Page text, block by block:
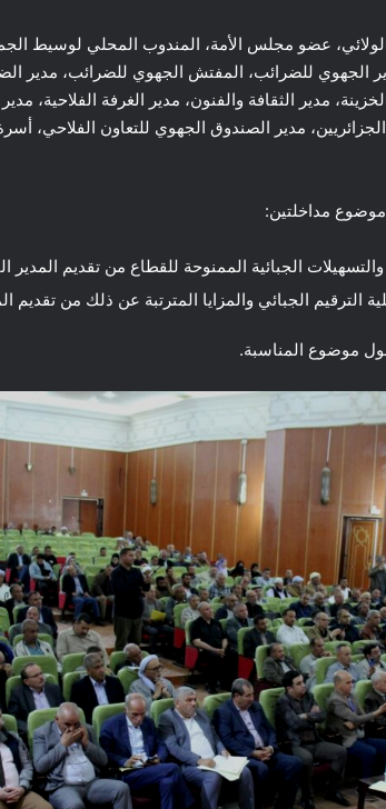
عضو مجلس الأمة، المندوب المحلي لوسيط
الجهوي للضرائب، المفتش الجهوي للضرائب، مدير
مدير الثقافة والفنون، مدير الغرفة الفلاحية،
مدير الصندوق الجهوي للتعاون الفلاحي،
مداخلتين:
الجبائية الممنوحة للقطاع من تقديم المدير
الجبائي والمزايا المترتبة عن ذلك من تقديم
موضوع المناسبة.